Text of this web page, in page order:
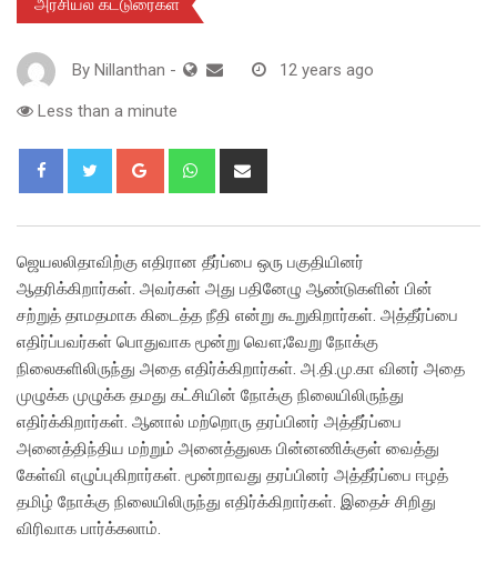
அரசியல் கட்டுரைகள்
By Nillanthan - 12 years ago
Less than a minute
Google+ Whatsapp
ஜெயலலிதாவிற்கு எதிரான தீர்ப்பை ஒரு பகுதியினர்
ஆதரிக்கிறார்கள். அவர்கள் அது பதினேழு ஆண்டுகளின் பின்
சற்றுத் தாமதமாக கிடைத்த நீதி என்று கூறுகிறார்கள். அத்தீர்ப்பை
எதிர்ப்பவர்கள் பொதுவாக மூன்று வௌ;வேறு நோக்கு
நிலைகளிலிருந்து அதை எதிர்க்கிறார்கள். அ.தி.மு.கா வினர் அதை
முழுக்க முழுக்க தமது கட்சியின் நோக்கு நிலையிலிருந்து
எதிர்க்கிறார்கள். ஆனால் மற்றொரு தரப்பினர் அத்தீர்ப்பை
அனைத்திந்திய மற்றும் அனைத்துலக பின்னணிக்குள் வைத்து
கேள்வி எழுப்புகிறார்கள். மூன்றாவது தரப்பினர் அத்தீர்ப்பை ஈழத்
தமிழ் நோக்கு நிலையிலிருந்து எதிர்க்கிறார்கள். இதைச் சிறிது
விரிவாக பார்க்கலாம்.